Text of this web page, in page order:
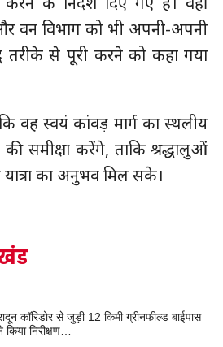
वन विभाग को भी अपनी-अपनी
तरीके से पूरी करने को कहा गया
वह स्वयं कांवड़ मार्ग का स्थलीय
की समीक्षा करेंगे, ताकि श्रद्धालुओं
का अनुभव मिल सके।
कॉरिडोर से जुड़ी 12 किमी ग्रीनफील्ड बाईपास
निरीक्षण…